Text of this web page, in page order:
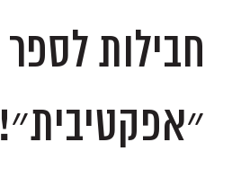
חבילות לספר
״אפקטיבית״!